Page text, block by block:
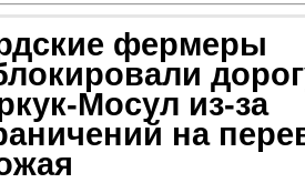
фермеры
Мосул из-за
на